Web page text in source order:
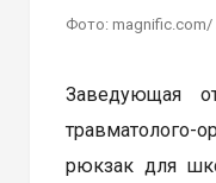
Фото: magnific.com/
Заведующая
травматолого-
рюкзак для